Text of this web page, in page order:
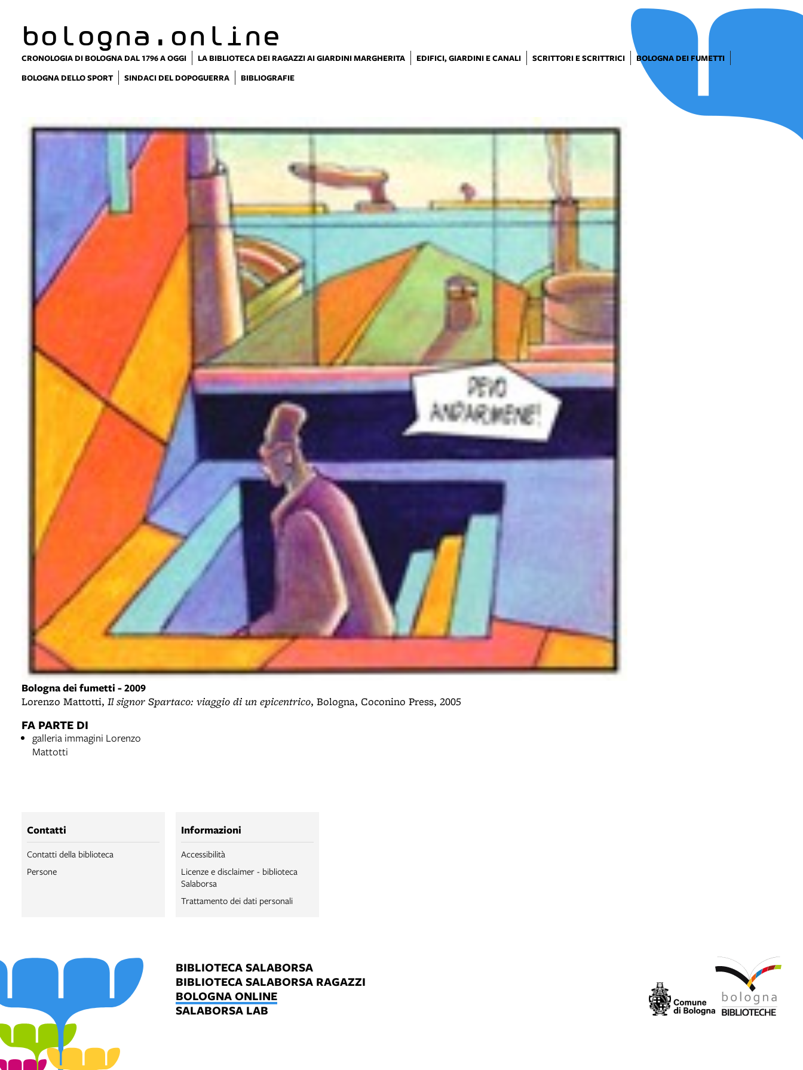
bologna.online
CRONOLOGIA DI BOLOGNA DAL 1796 A OGGI LA BIBLIOTECA DEI RAGAZZI AI GIARDINI MARGHERITA EDIFICI, GIARDINI E CANALI SCRITTORI E SCRITTRICI
BOLOGNA DEI FUMETTI
BOLOGNA DELLO SPORT
SINDACI DEL DOPOGUERRA BIBLIOGRAFIE
Bologna dei fumetti - 2009
Lorenzo Mattotti, Il signor Spartaco: viaggio di un epicentrico, Bologna, Coconino Press, 2005
FA PARTE DI
galleria immagini Lorenzo
Mattotti
Contatti
Contatti della biblioteca
Persone
Informazioni
Accessibilità
Licenze e disclaimer - biblioteca
Salaborsa
Trattamento dei dati personali
BIBLIOTECA SALABORSA
BIBLIOTECA SALABORSA RAGAZZI
BOLOGNA ONLINE
SALABORSA LAB